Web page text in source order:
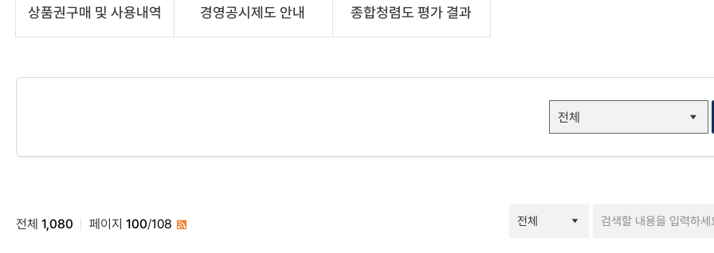
상품권구매 및 사용내역 경영공시제도 안내 종합청렴도 평가 결과
ESG경영-
G거버넌스-
전체 1,080 페이지 100/108